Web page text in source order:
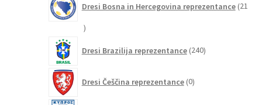
Dresi Bosna in Hercegovina reprezentance 21
21
Dresi Brazilija reprezentance 240izdelkov
Dresi Češčina reprezentance 0izdelkov